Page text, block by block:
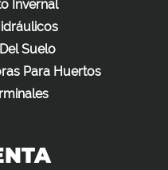
Invernal
Suelo
Para Huertos